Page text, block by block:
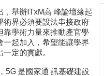
，舉辦ITxM高 峰論壇緣起
術界必須要設法串接政府
靠學術力量來推動產官學
一起加入，希望能讓學界
定的貢獻。
5G 是國家通 訊基礎建設